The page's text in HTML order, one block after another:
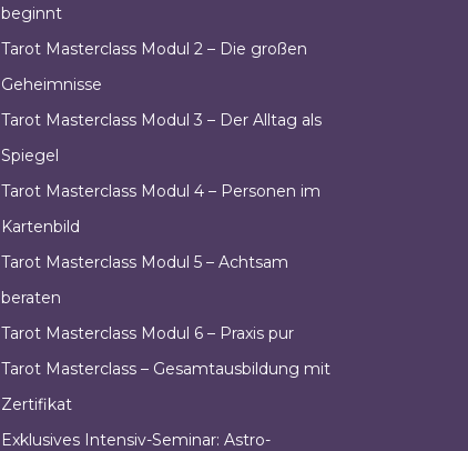
beginnt
Tarot Masterclass Modul 2 – Die großen
Geheimnisse
Tarot Masterclass Modul 3 – Der Alltag als
Spiegel
Tarot Masterclass Modul 4 – Personen im
Kartenbild
Tarot Masterclass Modul 5 – Achtsam
beraten
Tarot Masterclass Modul 6 – Praxis pur
Tarot Masterclass – Gesamtausbildung mit
Zertifikat
Exklusives Intensiv-Seminar: Astro-